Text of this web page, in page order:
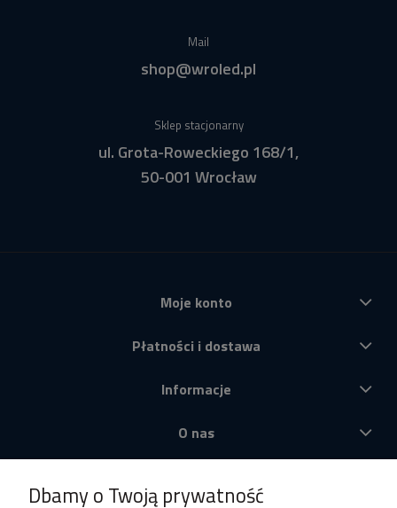
Mail
shop@wroled.pl
Sklep stacjonarny
ul. Grota-Roweckiego 168/1,
50-001 Wrocław
Moje konto
Płatności i dostawa
Informacje
O nas
Dbamy o Twoją prywatność